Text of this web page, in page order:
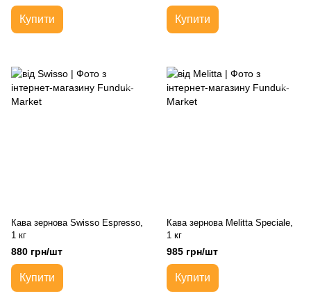
Купити Купити
Кава зернова Swisso Espresso,
1 кг
880 грн/шт
Купити
Кава зернова Melitta Speciale,
1 кг
985 грн/шт
Купити